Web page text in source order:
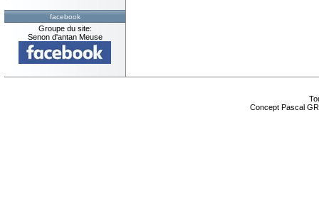
facebook
Groupe du site:
Senon d'antan Meuse
Concept Pascal